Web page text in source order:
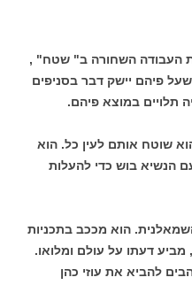
את העבודה השחורה ב" שטח" ,
פיהם יישק דבר בסניפים
תלויים במוצא פיהם.
שוטח אותם לעין כל. הוא
הנשיא בוש כדי להעלות
הוא מככב בתכניות
מביע דעתו על עולם ומלואו.
להביא את עוזי כהן